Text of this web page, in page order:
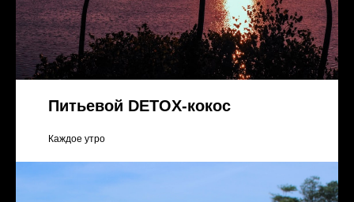
Питьевой DETOX-кокос
Каждое утро